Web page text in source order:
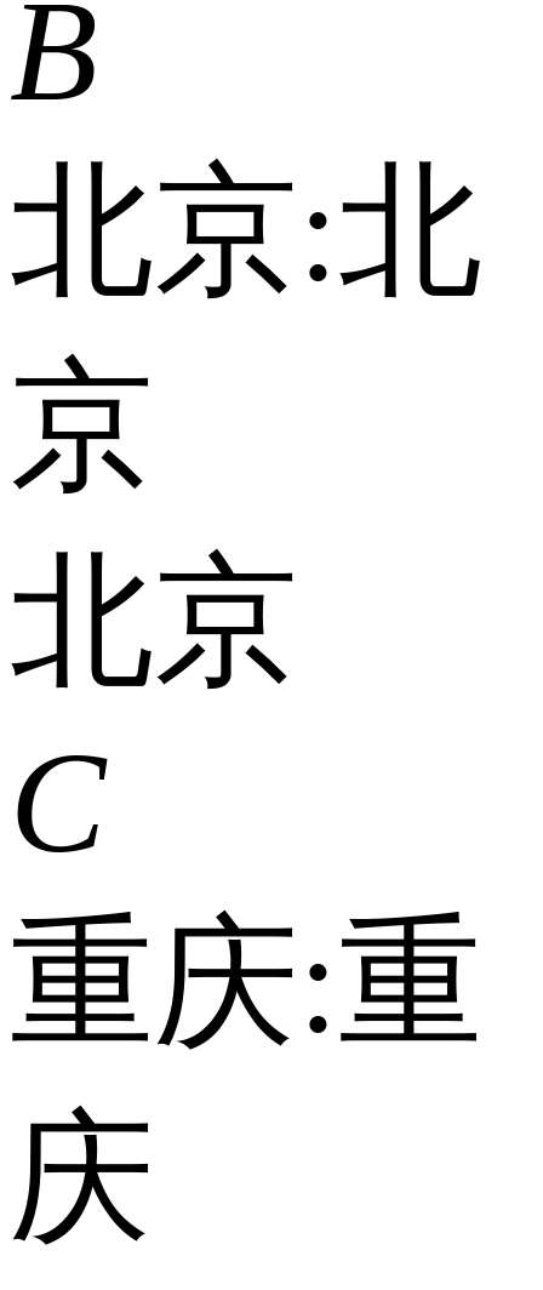
B
北京:北
京
北京
C
重庆:重
庆